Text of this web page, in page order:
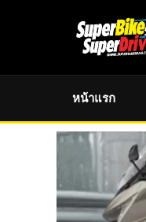
หน้าแรก